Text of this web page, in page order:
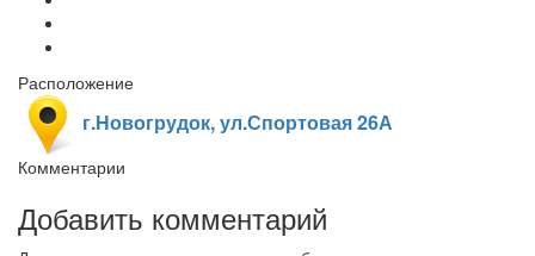
Расположение
г.Новогрудок, ул.Спортовая 26А
Комментарии
Добавить комментарий